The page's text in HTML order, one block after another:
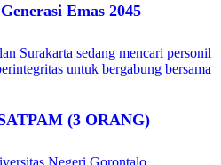
Emas 2045
(3 ORANG)